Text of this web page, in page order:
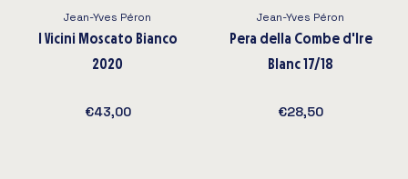
Jean-Yves Péron
I Vicini Moscato Bianco
2020
€43,00
Jean-Yves Péron
Pera della Combe d'Ire
Blanc 17/18
€28,50